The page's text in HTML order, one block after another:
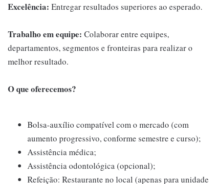
Excelência: Entregar resultados superiores ao esperado.
Trabalho em equipe: Colaborar entre equipes,
departamentos, segmentos e fronteiras para realizar o
melhor resultado.
O que oferecemos?
Bolsa-auxílio compatível com o mercado (com
aumento progressivo, conforme semestre e curso);
Assistência médica;
Assistência odontológica (opcional);
Refeição: Restaurante no local (apenas para unidade